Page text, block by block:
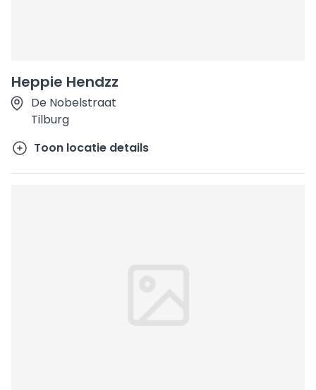
Heppie Hendzz
De Nobelstraat
Tilburg
Toon locatie details